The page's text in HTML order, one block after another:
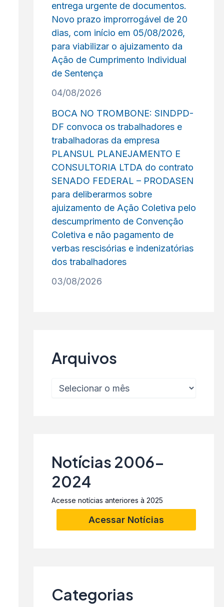
entrega urgente de documentos.
Novo prazo improrrogável de 20
dias, com início em 05/08/2026,
para viabilizar o ajuizamento da
Ação de Cumprimento Individual
de Sentença
04/08/2026
BOCA NO TROMBONE: SINDPD-
DF convoca os trabalhadores e
trabalhadoras da empresa
PLANSUL PLANEJAMENTO E
CONSULTORIA LTDA do contrato
SENADO FEDERAL – PRODASEN
para deliberarmos sobre
ajuizamento de Ação Coletiva pelo
descumprimento de Convenção
Coletiva e não pagamento de
verbas rescisórias e indenizatórias
dos trabalhadores
03/08/2026
Arquivos
Notícias 2006-
2024
Acesse notícias anteriores à 2025
Acessar Notícias
Categorias